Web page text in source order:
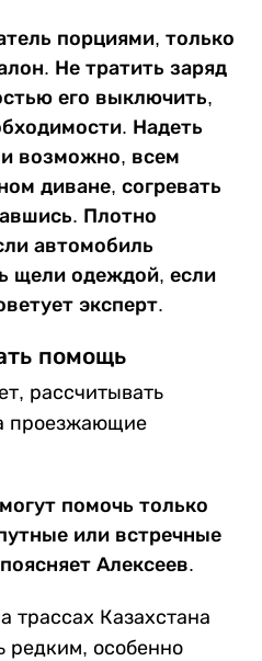
порциями, только
Не тратить заряд
его выключить,
Надеть
возможно, всем
диване, согревать
Плотно
автомобиль
щели одеждой, если
эксперт.
помощь
рассчитывать
проезжающие
помочь только
или встречные
Алексеев.
трассах Казахстана
редким, особенно